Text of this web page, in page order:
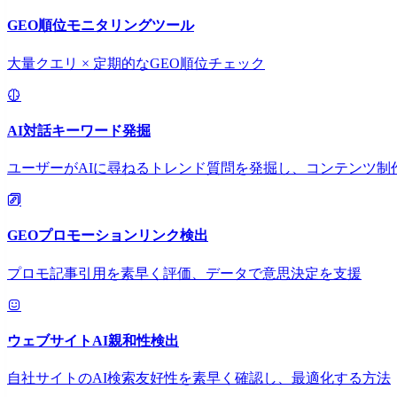
GEO順位モニタリングツール
大量クエリ × 定期的なGEO順位チェック
AI対話キーワード発掘
ユーザーがAIに尋ねるトレンド質問を発掘し、コンテンツ制
GEOプロモーションリンク検出
プロモ記事引用を素早く評価、データで意思決定を支援
ウェブサイトAI親和性検出
自社サイトのAI検索友好性を素早く確認し、最適化する方法